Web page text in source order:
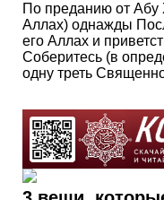
По преданию от Абу
Аллах) однажды
его Аллах и
Соберитесь (в
одну треть